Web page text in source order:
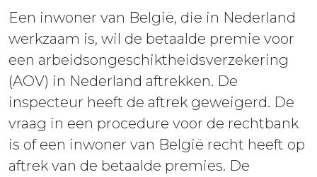
Een inwoner van België, die in Nederland
werkzaam is, wil de betaalde premie voor
een arbeidsongeschiktheidsverzekering
(AOV) in Nederland aftrekken. De
inspecteur heeft de aftrek geweigerd. De
vraag in een procedure voor de rechtbank
is of een inwoner van België recht heeft op
aftrek van de betaalde premies. De